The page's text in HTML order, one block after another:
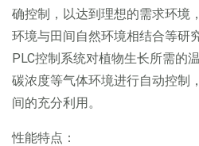
确控制，以达到理想的需求环境
环境与田间自然环境相结合等研
PLC控制系统对植物生长所需的
碳浓度等气体环境进行自动控制
间的充分利用。
性能特点：